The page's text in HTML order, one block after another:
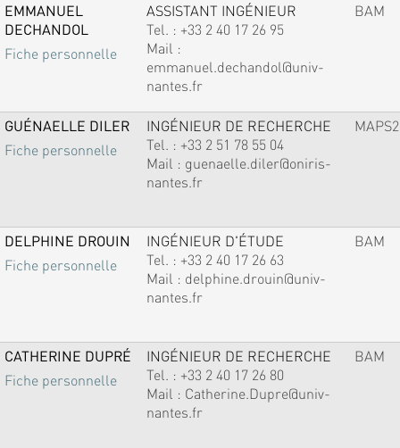
EMMANUEL
DECHANDOL
Fiche personnelle
ASSISTANT INGÉNIEUR
Tel. : +33 2 40 17 26 95
Mail :
emmanuel.dechandol@univ-
nantes.fr
BAM
GUÉNAELLE DILER
Fiche personnelle
INGÉNIEUR DE RECHERCHE
Tel. : +33 2 51 78 55 04
Mail : guenaelle.diler@oniris-
nantes.fr
MAPS2
DELPHINE DROUIN
Fiche personnelle
INGÉNIEUR D'ÉTUDE
Tel. : +33 2 40 17 26 63
Mail : delphine.drouin@univ-
nantes.fr
BAM
CATHERINE DUPRÉ
Fiche personnelle
INGÉNIEUR DE RECHERCHE
Tel. : +33 2 40 17 26 80
Mail : Catherine.Dupre@univ-
nantes.fr
BAM